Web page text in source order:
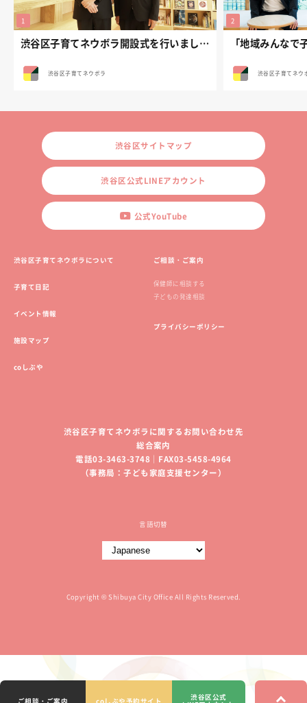
ご相談・ご案内 coしぶや予約サイト 渋谷区公式
渋谷区子育てネウボラ開設式を行いました。
渋谷区子育てネウボラ 渋谷区子育てネウ
渋谷区サイトマップ
渋谷区公式LINEアカウント
公式YouTube
渋谷区子育てネウボラについて
子育て日記
イベント情報
施設マップ
coしぶや
ご相談・ご案内
保健師に相談する
子どもの発達相談
プライバシーポリシー
渋谷区子育てネウボラに関するお問い合わせ先
総合案内
電話03-3463-3748｜FAX03-5458-4964
（事務局：子ども家庭支援センター）
言語切替
Copyright © Shibuya City Office All Rights Reserved.